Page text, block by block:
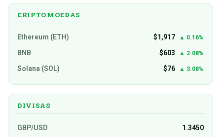
CRIPTOMOEDAS
Ethereum (ETH) $1,917 ▲ 0.16%
BNB $603 ▲ 2.08%
Solana (SOL) $76 ▲ 3.08%
DIVISAS
GBP/USD 1.3450